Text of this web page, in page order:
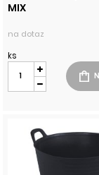
MIX
na dotaz
ks